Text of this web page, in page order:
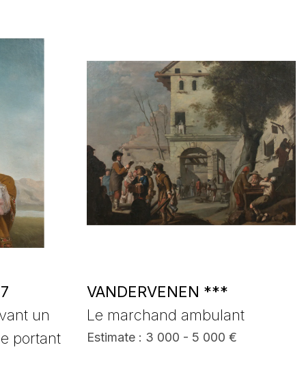
un
portant
VANDERVENEN ***
Le marchand ambulant
Estimate : 3 000 - 5 000 €